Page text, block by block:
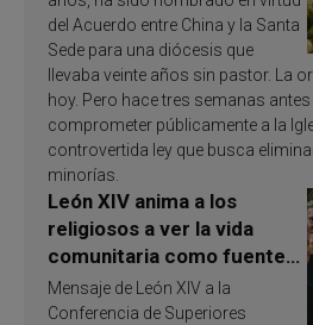
del Acuerdo entre China y la Santa
Sede para una diócesis que
llevaba veinte años sin pastor. La
hoy. Pero hace tres semanas
comprometer públicamente a la
controvertida ley que busca
minorías.
León XIV anima a los
religiosos a ver la vida
comunitaria como fuente
de inspiración y
santificación
Mensaje de León XIV a la
Conferencia de Superiores